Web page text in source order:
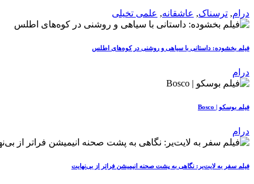
درام, ترسناک, عاشقانه, علمی تخیلی
فیلم بخشوده: داستانی با سیاهی و روشنی در کوه‌های اطلس
درام
فیلم بوسکو | Bosco
درام
فیلم سفر به لایت‌یر: نگاهی به پشت صحنه انیمیشن فراتر از بی‌نهایت